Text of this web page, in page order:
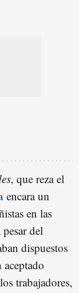
, que reza el
encara un
en las
del
dispuestos
aceptado
trabajadores,